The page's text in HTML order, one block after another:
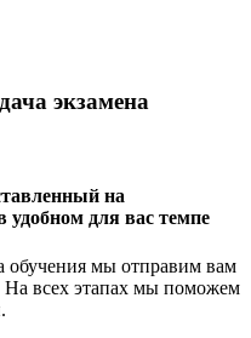
экзамена
на
удобном для вас темпе
обучения мы отправим вам
На всех этапах мы поможем